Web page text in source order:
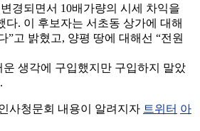
경되면서 10배가량의 시세 차익을
다. 이 후보자는 서초동 상가에 대해
”고 밝혔고, 양평 땅에 대해선 “전원
생각에 구입했지만 구입하지 말았
사청문회 내용이 알려지자 트위터 아